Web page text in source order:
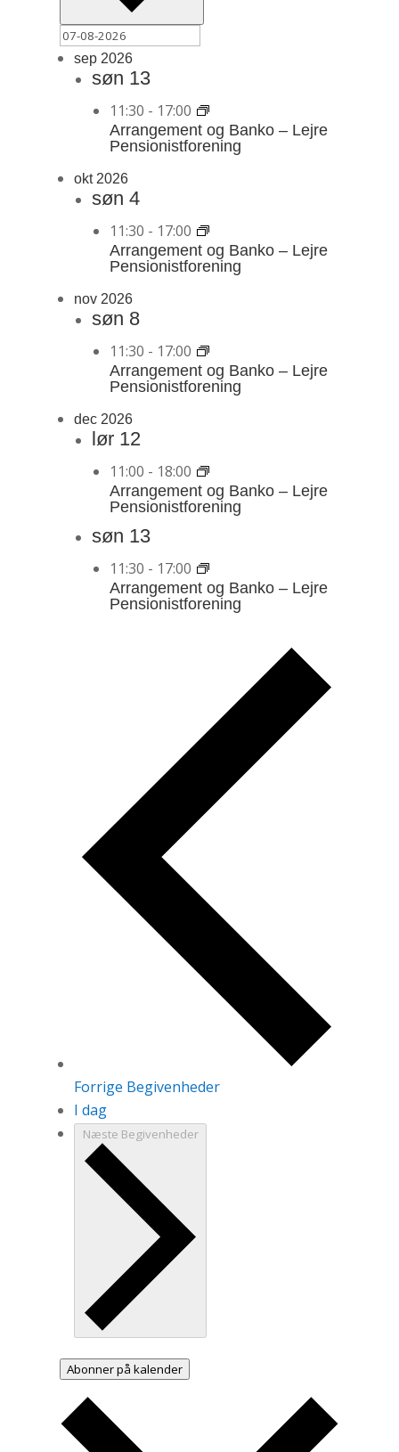
sep 2026
søn 13
11:30 - 17:00
Arrangement og Banko – Lejre
Pensionistforening
okt 2026
søn4
11:30 - 17:00
Arrangement og Banko – Lejre
Pensionistforening
nov 2026
søn 8
11:30 - 17:00
Arrangement og Banko – Lejre
Pensionistforening
dec 2026
lør 12
11:00 - 18:00
Arrangement og Banko – Lejre
Pensionistforening
søn 13
11:30 - 17:00
Arrangement og Banko – Lejre
Pensionistforening
Forrige Begivenheder
I dag
Næste Begivenheder
Abonner på kalender